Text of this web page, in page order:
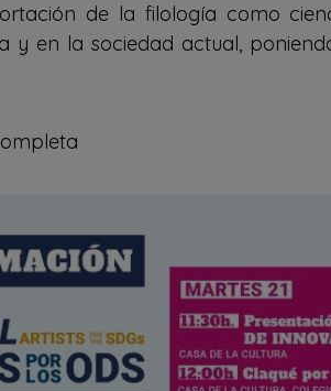
de la filología como
y en la sociedad actual,